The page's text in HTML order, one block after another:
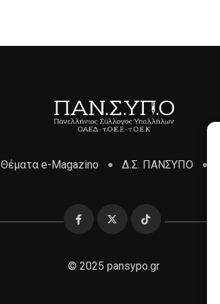
Θέματα e-Magazino Δ.Σ. ΠΑΝΣΥΠΟ
© 2025 pansypo.gr